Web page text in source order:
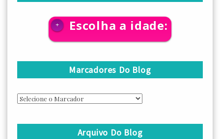
+ Escolha a idade:
Marcadores Do Blog
Arquivo Do Blog